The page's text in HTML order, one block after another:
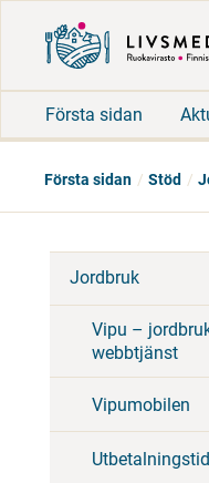
Första sidan
Första sidan Stöd
Jordbruk
Vipu –
webbtjänst
Vipumobilen